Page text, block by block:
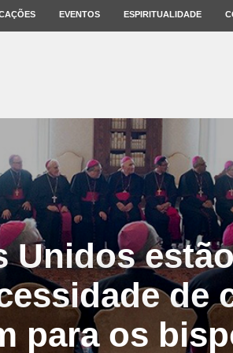
EVENTOS ESPIRITUALIDADE
Unidos
de
para os